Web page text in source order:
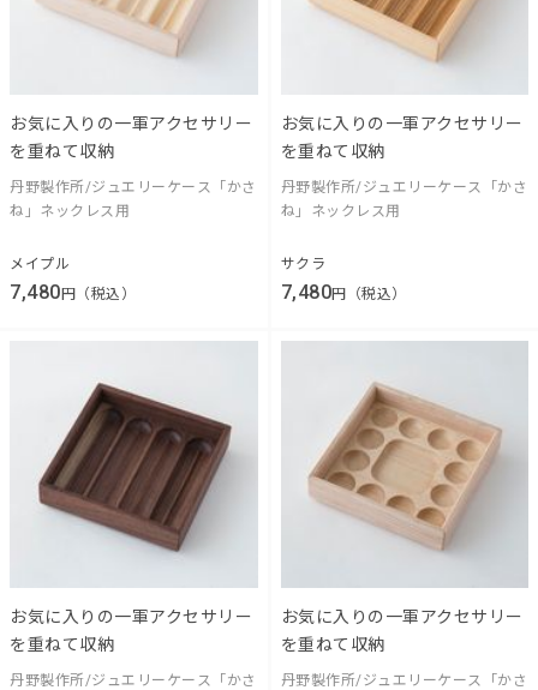
お気に入りの一軍アクセサリー
を重ねて収納
丹野製作所/ジュエリーケース「かさ
ね」ネックレス用
メイプル
7,480円（税込）
お気に入りの一軍アクセサリー
を重ねて収納
丹野製作所/ジュエリーケース「かさ
ね」ネックレス用
サクラ
7,480円（税込）
お気に入りの一軍アクセサリー
を重ねて収納
丹野製作所/ジュエリーケース「かさ
お気に入りの一軍アクセサリー
を重ねて収納
丹野製作所/ジュエリーケース「かさ